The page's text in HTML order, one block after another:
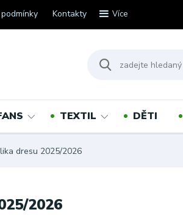
Kontakty Více
TEXTIL DĚTI
dresu 2025/2026
2026